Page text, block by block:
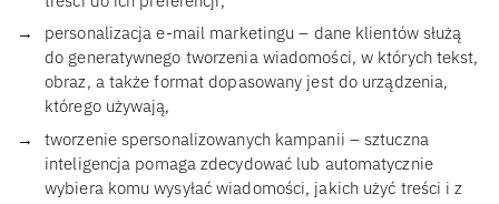
personalizacja e-mail marketingu – dane klientów służą
do generatywnego tworzenia wiadomości, w których tekst,
obraz, a także format dopasowany jest do urządzenia,
którego używają,
tworzenie spersonalizowanych kampanii – sztuczna
inteligencja pomaga zdecydować lub automatycznie
wybiera komu wysyłać wiadomości, jakich użyć treści i z